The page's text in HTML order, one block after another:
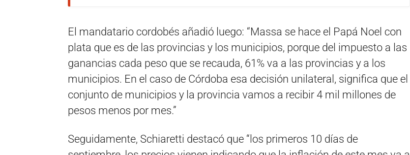
El mandatario cordobés añadió luego: “Massa se hace el Papá Noel con
plata que es de las provincias y los municipios, porque del impuesto a las
ganancias cada peso que se recauda, 61% va a las provincias y a los
municipios. En el caso de Córdoba esa decisión unilateral, significa que el
conjunto de municipios y la provincia vamos a recibir 4 mil millones de
pesos menos por mes.”
Seguidamente, Schiaretti destacó que “los primeros 10 días de